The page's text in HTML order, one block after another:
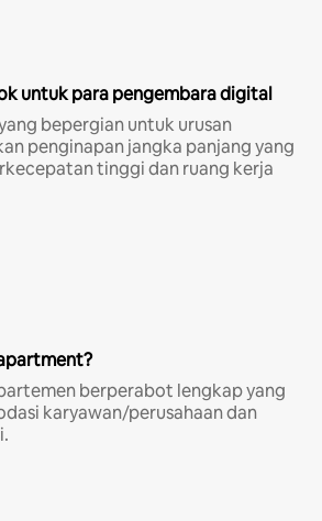
untuk para pengembara digital
bepergian untuk urusan
penginapan jangka panjang yang
tinggi dan ruang kerja
berperabot lengkap yang
karyawan/perusahaan dan